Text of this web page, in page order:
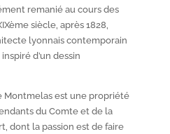
remanié au cours des
èmesiècle, après 1828,
lyonnais contemporain
inspiré d’un dessin
Montmelas est une propriété
du Comte et de la
dont la passion est de faire